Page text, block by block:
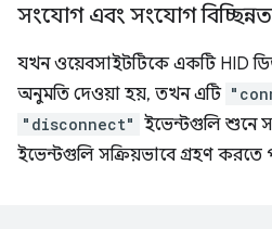
সংযোগ এবং সংযোগ
যখন ওয়েবসাইটটিকে একটি HID
অনুমতি দেওয়া হয়, তখন এটি
"disconnect" ইভেন্টগুলি শুনে
ইভেন্টগুলি সক্রিয়ভাবে গ্রহণ করতে